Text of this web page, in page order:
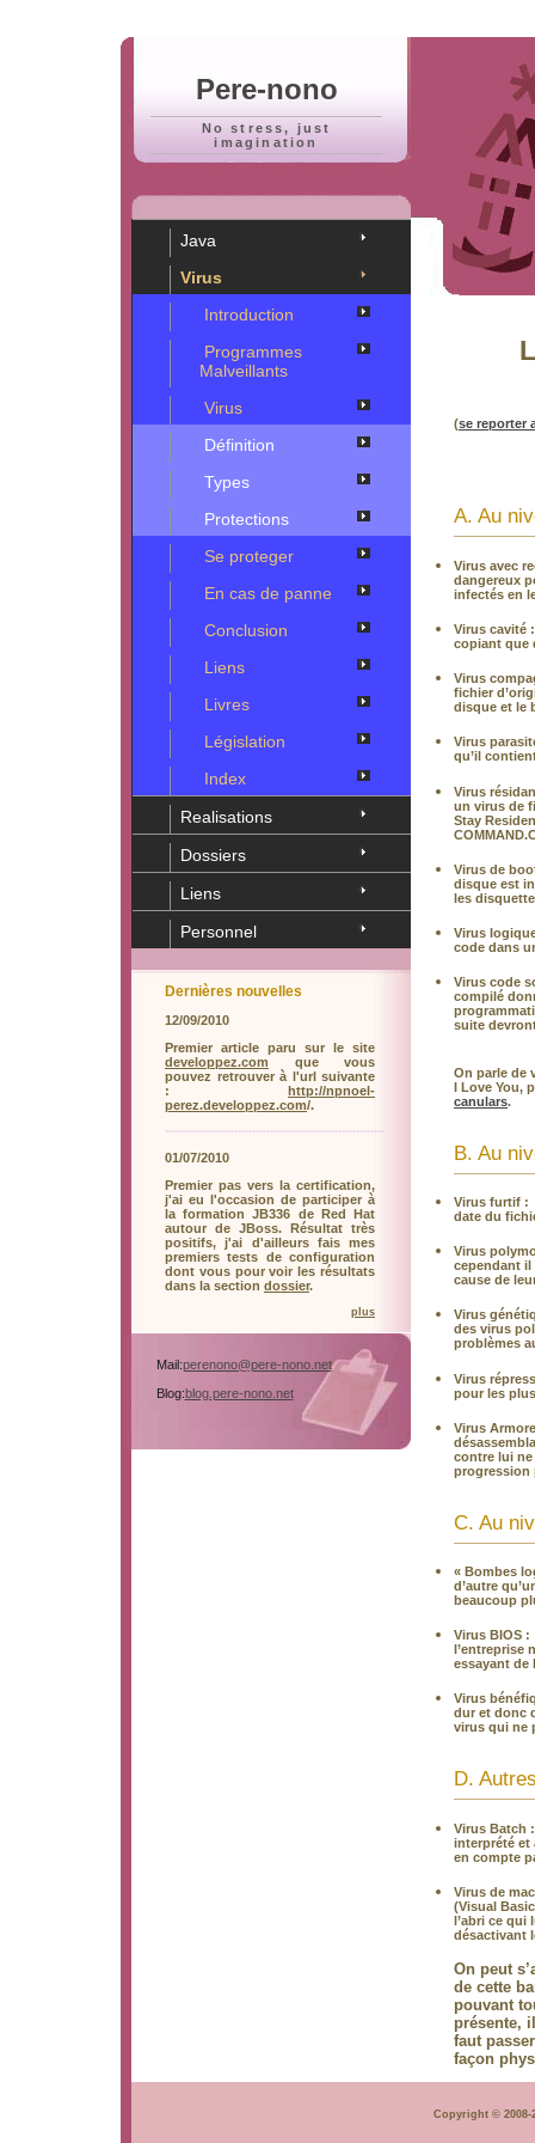
Pere-nono
No stress, just
imagination
Java
Virus
Introduction
Programmes
Malveillants
Virus
Définition
Types
Protections
Se proteger
En cas de panne
Conclusion
Liens
Livres
Législation
Index
Realisations
Dossiers
Liens
Personnel
Dernières nouvelles
12/09/2010
Premier article paru sur le site
developpez.com que vous
pouvez retrouver à l'url suivante
: http://npnoel-
perez.developpez.com/.
01/07/2010
Premier pas vers la certification,
j'ai eu l'occasion de participer à
la formation JB336 de Red Hat
autour de JBoss. Résultat très
positifs, j'ai d'ailleurs fais mes
premiers tests de configuration
dont vous pour voir les résultats
dans la section dossier.
plus
Mail:perenono@pere-nono.net
Blog:blog.pere-nono.net
(se reporter
A. Au
Virus avec
dangereux
infectés en
Virus cavité :
copiant que
Virus
fichier
disque et le
Virus
qu’il
Virus
un virus de
Stay
Virus de
disque est
les
Virus
code dans
Virus code
compilé
suite
On parle de
I Love You,
canulars.
B. Au
Virus furtif :
date du
Virus
cependant il
cause de
Virus
des virus
problèmes
Virus
pour les
Virus
contre lui
progression
C. Au
« Bombes
d’autre
beaucoup
Virus BIOS :
l’entreprise
essayant de
Virus
dur et donc
virus qui ne
D.
Virus Batch
interprété et
en compte
Virus de
(Visual
l’abri ce qui
désactivant
On peut
de cette
pouvant
présente,
faut
façon
Copyright © 2008-